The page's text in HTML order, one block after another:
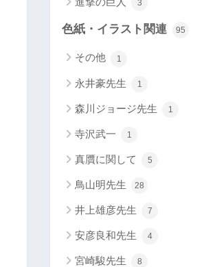
3
色紙・イラスト関連 95
その他 1
永井豪先生 1
森川ジョージ先生 1
寺沢武一 1
真贋に関して 5
鳥山明先生 28
井上雄彦先生 7
安彦良和先生 4
宮崎駿先生 8